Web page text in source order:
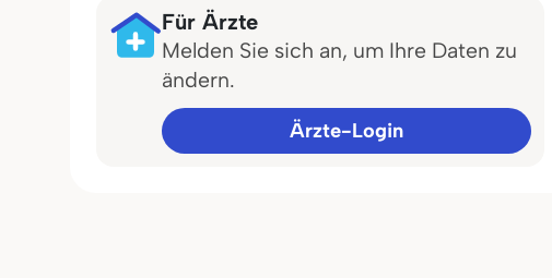
Für Ärzte
Melden Sie sich an, um Ihre Daten zu
ändern.
Ärzte-Login